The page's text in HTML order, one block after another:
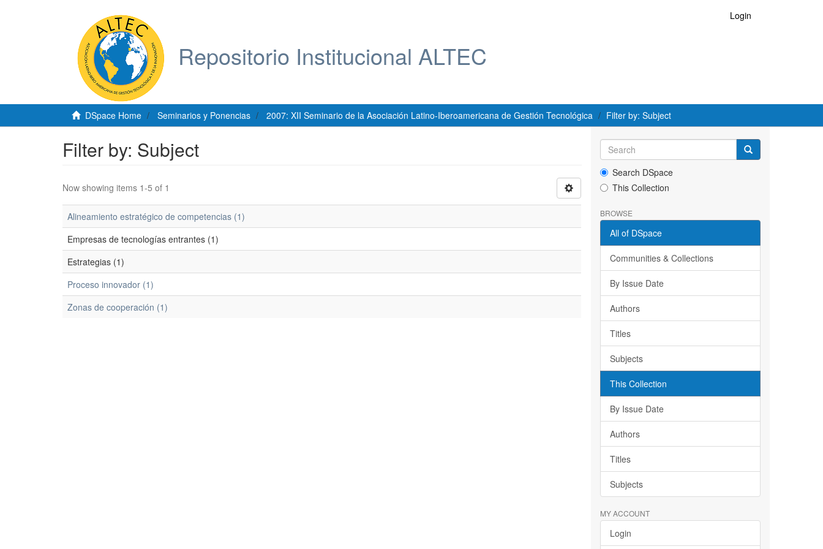
Repositorio Institucional ALTEC
Login
DSpace Home Seminarios y Ponencias 2007: XII Seminario de la Asociación Latino-Iberoamericana de Gestión Tecnológica Filter by: Subject
Filter by: Subject
Now showing items 1-5 of 1
Alineamiento estratégico de competencias (1)
Empresas de tecnologías entrantes (1)
Estrategias (1)
Proceso innovador (1)
Zonas de cooperación (1)
Search DSpace
This Collection
BROWSE
All of DSpace
Communities & Collections
By Issue Date
Authors
Titles
Subjects
This Collection
By Issue Date
Authors
Titles
Subjects
MY ACCOUNT
Login